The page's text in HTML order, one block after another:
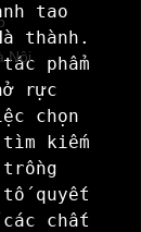
Nội
tao
thành.
phẩm
rực
chọn
kiếm
quyết
chất